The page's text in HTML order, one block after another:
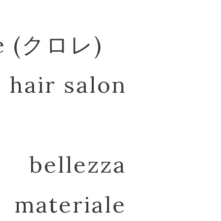
(クロレ)
hair salon
bellezza
materiale